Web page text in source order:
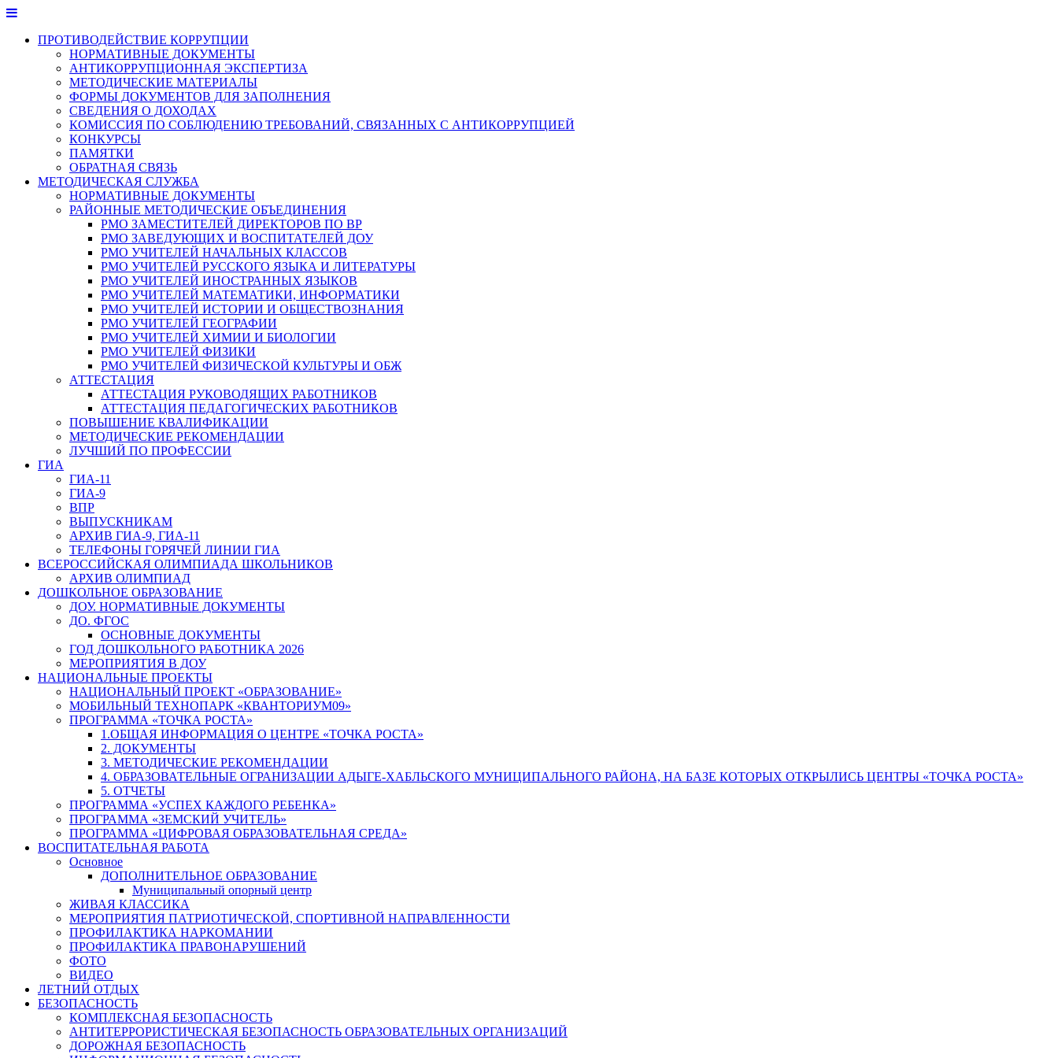
Перейти
содержимому
ПРОТИВОДЕЙСТВИЕ КОРРУПЦИИ
НОРМАТИВНЫЕ ДОКУМЕНТЫ
АНТИКОРРУПЦИОННАЯ ЭКСПЕРТИЗА
МЕТОДИЧЕСКИЕ МАТЕРИАЛЫ
ФОРМЫ ДОКУМЕНТОВ ДЛЯ ЗАПОЛНЕНИЯ
СВЕДЕНИЯ О ДОХОДАХ
КОМИССИЯ ПО СОБЛЮДЕНИЮ ТРЕБОВАНИЙ, СВЯЗАННЫХ С АНТИКОРРУПЦИЕЙ
КОНКУРСЫ
ПАМЯТКИ
ОБРАТНАЯ СВЯЗЬ
МЕТОДИЧЕСКАЯ СЛУЖБА
НОРМАТИВНЫЕ ДОКУМЕНТЫ
РАЙОННЫЕ МЕТОДИЧЕСКИЕ ОБЪЕДИНЕНИЯ
РМО ЗАМЕСТИТЕЛЕЙ ДИРЕКТОРОВ ПО ВР
РМО ЗАВЕДУЮЩИХ И ВОСПИТАТЕЛЕЙ ДОУ
РМО УЧИТЕЛЕЙ НАЧАЛЬНЫХ КЛАССОВ
РМО УЧИТЕЛЕЙ РУССКОГО ЯЗЫКА И ЛИТЕРАТУРЫ
РМО УЧИТЕЛЕЙ ИНОСТРАННЫХ ЯЗЫКОВ
РМО УЧИТЕЛЕЙ МАТЕМАТИКИ, ИНФОРМАТИКИ
РМО УЧИТЕЛЕЙ ИСТОРИИ И ОБЩЕСТВОЗНАНИЯ
РМО УЧИТЕЛЕЙ ГЕОГРАФИИ
РМО УЧИТЕЛЕЙ ХИМИИ И БИОЛОГИИ
РМО УЧИТЕЛЕЙ ФИЗИКИ
РМО УЧИТЕЛЕЙ ФИЗИЧЕСКОЙ КУЛЬТУРЫ И ОБЖ
АТТЕСТАЦИЯ
АТТЕСТАЦИЯ РУКОВОДЯЩИХ РАБОТНИКОВ
АТТЕСТАЦИЯ ПЕДАГОГИЧЕСКИХ РАБОТНИКОВ
ПОВЫШЕНИЕ КВАЛИФИКАЦИИ
МЕТОДИЧЕСКИЕ РЕКОМЕНДАЦИИ
ЛУЧШИЙ ПО ПРОФЕССИИ
ГИА
ГИА-11
ГИА-9
ВПР
ВЫПУСКНИКАМ
АРХИВ ГИА-9, ГИА-11
ТЕЛЕФОНЫ ГОРЯЧЕЙ ЛИНИИ ГИА
ВСЕРОССИЙСКАЯ ОЛИМПИАДА ШКОЛЬНИКОВ
АРХИВ ОЛИМПИАД
ДОШКОЛЬНОЕ ОБРАЗОВАНИЕ
ДОУ. НОРМАТИВНЫЕ ДОКУМЕНТЫ
ДО. ФГОС
ОСНОВНЫЕ ДОКУМЕНТЫ
ГОД ДОШКОЛЬНОГО РАБОТНИКА 2026
МЕРОПРИЯТИЯ В ДОУ
НАЦИОНАЛЬНЫЕ ПРОЕКТЫ
НАЦИОНАЛЬНЫЙ ПРОЕКТ «ОБРАЗОВАНИЕ»
МОБИЛЬНЫЙ ТЕХНОПАРК «КВАНТОРИУМ09»
ПРОГРАММА «ТОЧКА РОСТА»
1.ОБЩАЯ ИНФОРМАЦИЯ О ЦЕНТРЕ «ТОЧКА РОСТА»
2. ДОКУМЕНТЫ
3. МЕТОДИЧЕСКИЕ РЕКОМЕНДАЦИИ
4. ОБРАЗОВАТЕЛЬНЫЕ ОГРАНИЗАЦИИ АДЫГЕ-ХАБЛЬСКОГО МУНИЦИПАЛЬНОГО РАЙОНА, НА БАЗЕ КОТОРЫХ ОТКРЫЛИСЬ ЦЕНТРЫ «ТОЧКА РОСТА»
5. ОТЧЕТЫ
ПРОГРАММА «УСПЕХ КАЖДОГО РЕБЕНКА»
ПРОГРАММА «ЗЕМСКИЙ УЧИТЕЛЬ»
ПРОГРАММА «ЦИФРОВАЯ ОБРАЗОВАТЕЛЬНАЯ СРЕДА»
ВОСПИТАТЕЛЬНАЯ РАБОТА
Основное
ДОПОЛНИТЕЛЬНОЕ ОБРАЗОВАНИЕ
Муниципальный опорный центр
ЖИВАЯ КЛАССИКА
МЕРОПРИЯТИЯ ПАТРИОТИЧЕСКОЙ, СПОРТИВНОЙ НАПРАВЛЕННОСТИ
ПРОФИЛАКТИКА НАРКОМАНИИ
ПРОФИЛАКТИКА ПРАВОНАРУШЕНИЙ
ФОТО
ВИДЕО
ЛЕТНИЙ ОТДЫХ
БЕЗОПАСНОСТЬ
КОМПЛЕКСНАЯ БЕЗОПАСНОСТЬ
АНТИТЕРРОРИСТИЧЕСКАЯ БЕЗОПАСНОСТЬ ОБРАЗОВАТЕЛЬНЫХ ОРГАНИЗАЦИЙ
ДОРОЖНАЯ БЕЗОПАСНОСТЬ